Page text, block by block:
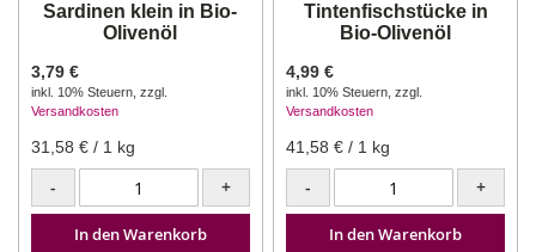
Sardinen klein in Bio-
Olivenöl
3,79 €
inkl. 10% Steuern zzgl.
Versandkosten
31,58 € / 1 kg
- +
In den Warenkorb
Tintenfischstücke in
Bio-Olivenöl
4,99 €
inkl. 10% Steuern ,zzgl.
Versandkosten
41,58 € / 1 kg
- +
In den Warenkorb